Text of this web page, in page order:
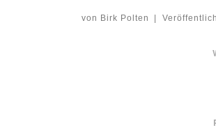
von Birk Polten